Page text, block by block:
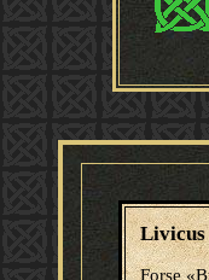
Livicus
Forse